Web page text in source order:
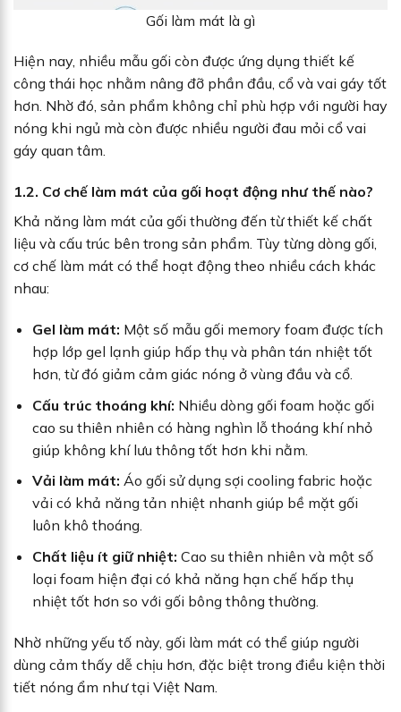
Gối làm mát là gì
Hiện nay, nhiều mẫu gối còn được ứng dụng thiết kế
công thái học nhằm nâng đỡ phần đầu, cổ và vai gáy tốt
hơn. Nhờ đó, sản phẩm không chỉ phù hợp với người hay
nóng khi ngủ mà còn được nhiều người đau mỏi cổ vai
gáy quan tâm.
1.2. Cơ chế làm mát của gối hoạt động như thế nào?
Khả năng làm mát của gối thường đến từ thiết kế chất
liệu và cấu trúc bên trong sản phẩm. Tùy từng dòng gối,
cơ chế làm mát có thể hoạt động theo nhiều cách khác
nhau:
Gel làm mát: Một số mẫu gối memory foam được tích
hợp lớp gel lạnh giúp hấp thụ và phân tán nhiệt tốt
hơn, từ đó giảm cảm giác nóng ở vùng đầu và cổ.
Cấu trúc thoáng khí: Nhiều dòng gối foam hoặc gối
cao su thiên nhiên có hàng nghìn lỗ thoáng khí nhỏ
giúp không khí lưu thông tốt hơn khi nằm.
Vải làm mát: Áo gối sử dụng sợi cooling fabric hoặc
vải có khả năng tản nhiệt nhanh giúp bề mặt gối
luôn khô thoáng.
Chất liệu ít giữ nhiệt: Cao su thiên nhiên và một số
loại foam hiện đại có khả năng hạn chế hấp thụ
nhiệt tốt hơn so với gối bông thông thường.
Nhờ những yếu tố này, gối làm mát có thể giúp người
dùng cảm thấy dễ chịu hơn, đặc biệt trong điều kiện thời
tiết nóng ẩm như tại Việt Nam.